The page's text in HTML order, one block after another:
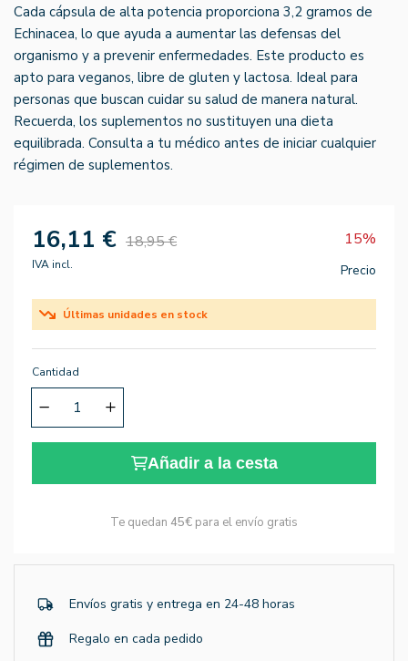
Cada cápsula de alta potencia proporciona 3,2 gramos de
Echinacea, lo que ayuda a aumentar las defensas del
organismo y a prevenir enfermedades. Este producto es
apto para veganos, libre de gluten y lactosa. Ideal para
personas que buscan cuidar su salud de manera natural.
Recuerda, los suplementos no sustituyen una dieta
equilibrada. Consulta a tu médico antes de iniciar cualquier
régimen de suplementos.
16,11 € 18,95 € 15%
IVA incl. Precio
Últimas unidades en stock
Cantidad
Añadir a la cesta
Te quedan 45€ para el envío gratis
Envíos gratis y entrega en 24-48 horas
Regalo en cada pedido